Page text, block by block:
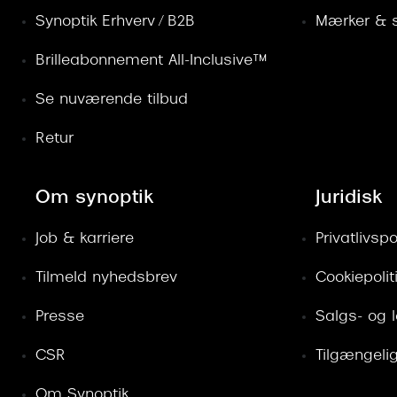
Synoptik Erhverv / B2B
Brilleabonnement All-Inclusive™
Se nuværende tilbud
Retur
Mærker &
Om synoptik
Job & karriere
Tilmeld nyhedsbrev
Presse
CSR
Juridisk
Salgs- og